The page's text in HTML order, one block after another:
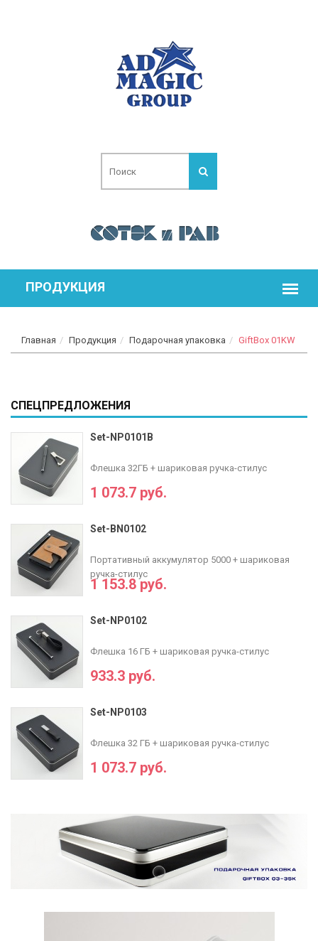
Главная Продукция Подарочная упаковка GiftBox 01KW
СПЕЦПРЕДЛОЖЕНИЯ
Set-NP0101B
Флешка 32ГБ + шариковая ручка-стилус
1 073.7 руб.
Set-BN0102
Портативный аккумулятор 5000 + шариковая
ручка-стилус
1 153.8 руб.
Set-NP0102
Флешка 16 ГБ + шариковая ручка-стилус
933.3 руб.
Set-NP0103
Флешка 32 ГБ + шариковая ручка-стилус
1 073.7 руб.